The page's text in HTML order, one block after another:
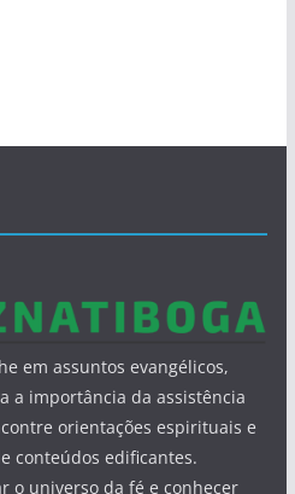
em assuntos evangélicos,
a importância da assistência
orientações espirituais e
conteúdos edificantes.
o universo da fé e conhecer